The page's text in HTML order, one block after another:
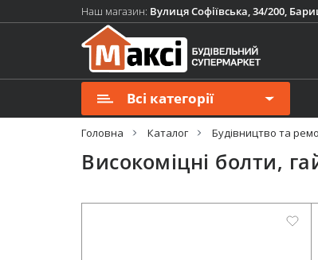
Наш магазин: Вулиця Софіївська, 34/200,
Всі категорії
Головна Каталог Будівництво та
Високоміцні болти,